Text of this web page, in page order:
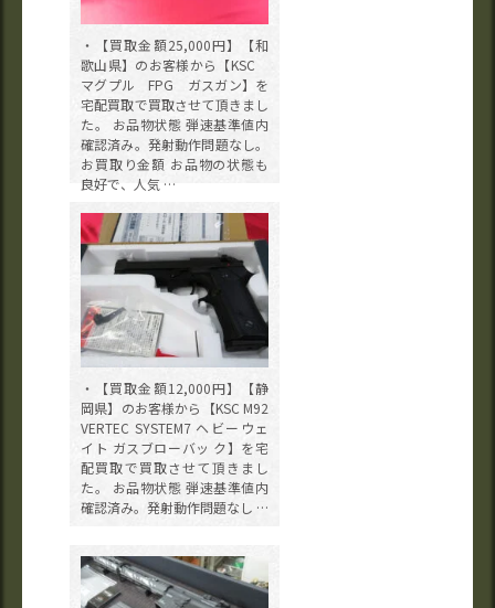
・【買取金額25,000円】【和
歌山県】のお客様から【KSC
マグプル FPG ガスガン】を
宅配買取で買取させて頂きまし
た。 お品物状態 弾速基準値内
確認済み。発射動作問題なし。
お買取り金額 お品物の状態も
良好で、人気 …
・【買取金額12,000円】【静
岡県】のお客様から【KSC M92
VERTEC SYSTEM7 ヘビーウェ
イト ガスブローバッ ク】を宅
配買取で買取させて頂きまし
た。 お品物状態 弾速基準値内
確認済み。発射動作問題なし …